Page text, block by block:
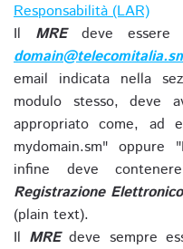
Responsabilità (LAR)
Il MREdeve essere
email indicata nella
modulo stesso, deve
appropriato come, ad
mydomain.sm" oppure
infine deve
Registrazione Elettronico
(plain text).
Il MREdeve sempre